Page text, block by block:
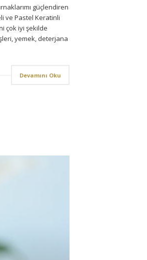
güçlendiren
ve Pastel Keratinli
çok iyi şekilde
yemek, deterjana
Devamını Oku